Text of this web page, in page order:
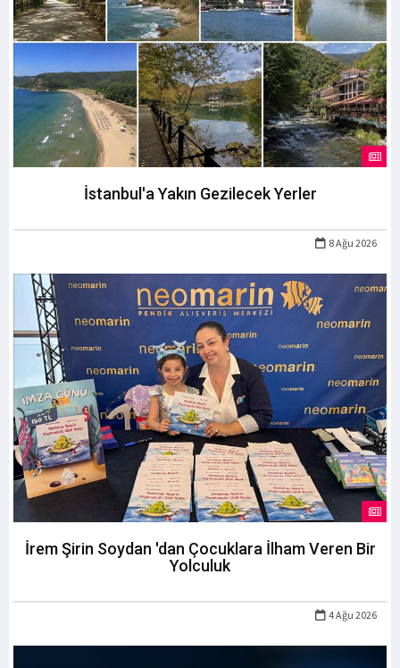
İstanbul'a Yakın Gezilecek Yerler
8 Ağu 2026
İrem Şirin Soydan 'dan Çocuklara İlham Veren Bir
Yolculuk
4 Ağu 2026